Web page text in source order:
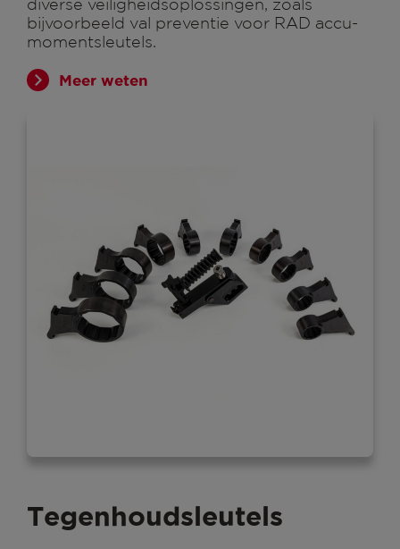
diverse veiligheidsoplossingen, zoals
bijvoorbeeld val preventie voor RAD accu-
momentsleutels.
Meer weten
Tegenhoudsleutels